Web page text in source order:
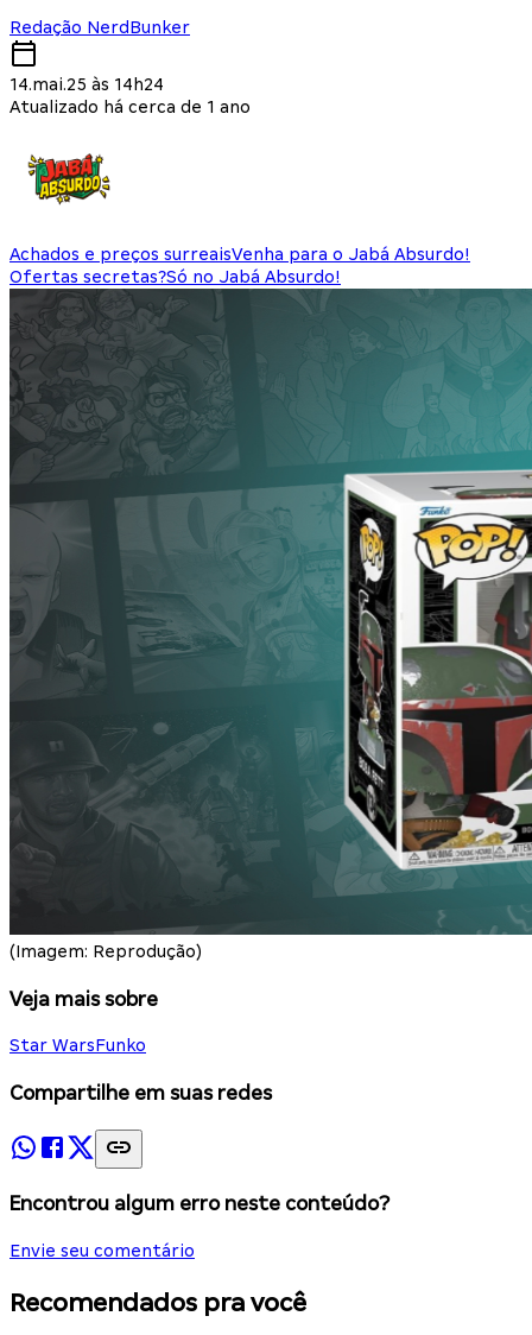
Redação NerdBunker
14.mai.25 às 14h24
Atualizado há cerca de 1 ano
Achados e preços surreaisVenha para o Jabá Absurdo!
Ofertas secretas?Só no Jabá Absurdo!
(Imagem: Reprodução)
Veja mais sobre
Star WarsFunko
Compartilhe em suas redes
Encontrou algum erro neste conteúdo?
Envie seu comentário
Recomendados pra você